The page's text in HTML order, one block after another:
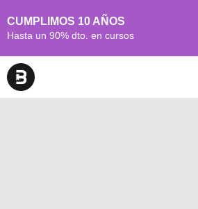
CUMPLIMOS 10 AÑOS
Hasta un 90% dto. en cursos